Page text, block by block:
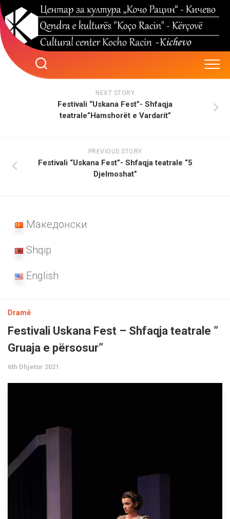
Skip
to
content
NEXT STORY
Festivali “Uskana Fest”- Shfaqja
teatrale”Hamshorët e Vardarit”
PREVIOUS STORY
Festivali “Uskana Fest”- Shfaqja teatrale “5
Djelmoshat”
Македонски
Shqip
English
Dramë
Festivali Uskana Fest – Shfaqja teatrale ”
Gruaja e përsosur”
6th Dhjetor 2021